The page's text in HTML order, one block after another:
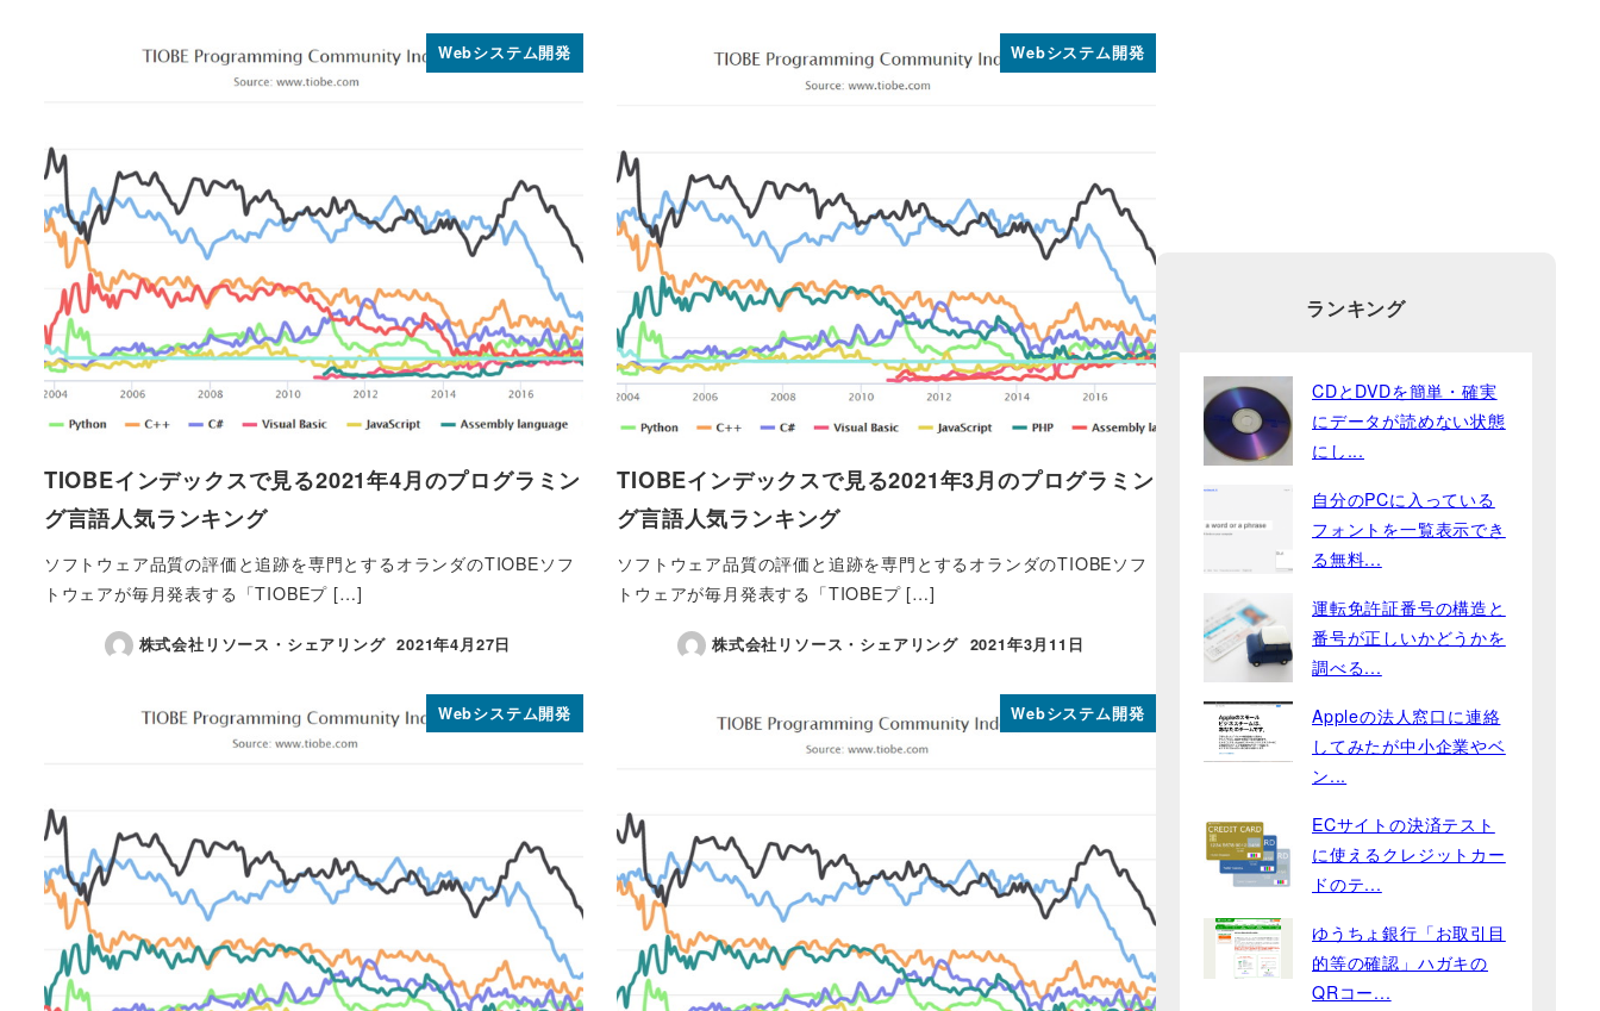
Webシステム開発
TIOBEインデックスで見る2021年4月のプログラミン
グ言語人気ランキング
ソフトウェア品質の評価と追跡を専門とするオランダのTIOBEソフ
トウェアが毎月発表する「TIOBEプ […]
株式会社リソース・シェアリング
投稿日
2021年4月27日
Webシステム開発
TIOBEインデックスで見る2021年3月のプログラミン
グ言語人気ランキング
ソフトウェア品質の評価と追跡を専門とするオランダのTIOBEソフ
トウェアが毎月発表する「TIOBEプ […]
株式会社リソース・シェアリング
投稿日
2021年3月11日
Webシステム開発 Webシステム開発
ランキング
CDとDVDを簡単・確実
にデータが読めない状態
にし...
自分のPCに入っている
フォントを一覧表示でき
る無料...
運転免許証番号の構造と
番号が正しいかどうかを
調べる...
Appleの法人窓口に連絡
してみたが中小企業やベ
ン...
ECサイトの決済テスト
に使えるクレジットカー
ドのテ...
ゆうちょ銀行「お取引目
的等の確認」ハガキの
QRコー...